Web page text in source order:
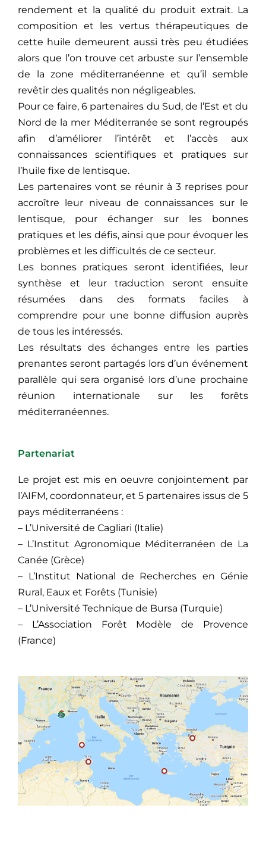
rendement et la qualité du produit extrait. La
composition et les vertus thérapeutiques de
cette huile demeurent aussi très peu étudiées
alors que l’on trouve cet arbuste sur l’ensemble
de la zone méditerranéenne et qu’il semble
revêtir des qualités non négligeables.
Pour ce faire, 6 partenaires du Sud, de l’Est et du
Nord de la mer Méditerranée se sont regroupés
afin d’améliorer l’intérêt et l’accès aux
connaissances scientifiques et pratiques sur
l’huile fixe de lentisque.
Les partenaires vont se réunir à 3 reprises pour
accroître leur niveau de connaissances sur le
lentisque, pour échanger sur les bonnes
pratiques et les défis, ainsi que pour évoquer les
problèmes et les difficultés de ce secteur.
Les bonnes pratiques seront identifiées, leur
synthèse et leur traduction seront ensuite
résumées dans des formats faciles à
comprendre pour une bonne diffusion auprès
de tous les intéressés.
Les résultats des échanges entre les parties
prenantes seront partagés lors d’un événement
parallèle qui sera organisé lors d’une prochaine
réunion internationale sur les forêts
méditerranéennes.
Partenariat
Le projet est mis en oeuvre conjointement par
l’AIFM, coordonnateur, et 5 partenaires issus de 5
pays méditerranéens :
– L’Université de Cagliari (Italie)
– L’Institut Agronomique Méditerranéen de La
Canée (Grèce)
– L’Institut National de Recherches en Génie
Rural, Eaux et Forêts (Tunisie)
– L’Université Technique de Bursa (Turquie)
– L’Association Forêt Modèle de Provence
(France)